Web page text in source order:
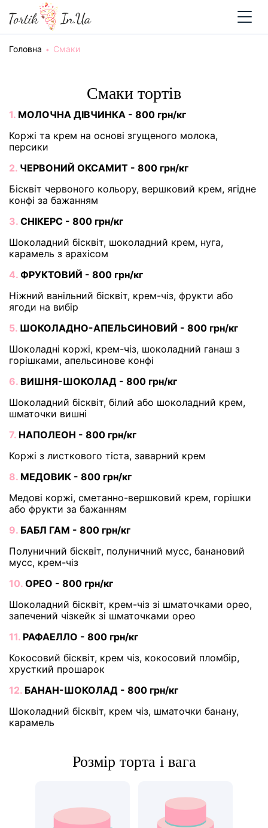
Головна Cмаки
Cмаки тортів
1. МОЛОЧНА ДІВЧИНКА - 800 грн/кг
Коржі та крем на основі згущеного молока,
персики
2. ЧЕРВОНИЙ ОКСАМИТ - 800 грн/кг
Бісквіт червоного кольору, вершковий крем, ягідне
конфі за бажанням
3. СНІКЕРС - 800 грн/кг
Шоколадний бісквіт, шоколадний крем, нуга,
карамель з арахісом
4. ФРУКТОВИЙ - 800 грн/кг
Ніжний ванільний бісквіт, крем-чіз, фрукти або
ягоди на вибір
5. ШОКОЛАДНО-АПЕЛЬСИНОВИЙ - 800 грн/кг
Шоколадні коржі, крем-чіз, шоколадний ганаш з
горішками, апельсинове конфі
6. ВИШНЯ-ШОКОЛАД - 800 грн/кг
Шоколадний бісквіт, білий або шоколадний крем,
шматочки вишні
7. НАПОЛЕОН - 800 грн/кг
Коржі з листкового тіста, заварний крем
8. МЕДОВИК - 800 грн/кг
Медові коржі, сметанно-вершковий крем, горішки
або фрукти за бажанням
9. БАБЛ ГАМ - 800 грн/кг
Полуничний бісквіт, полуничний мусс, банановий
мусс, крем-чіз
10. ОРЕО - 800 грн/кг
Шоколадний бісквіт, крем-чіз зі шматочками орео,
запечений чізкейк зі шматочками орео
11. РАФАЕЛЛО - 800 грн/кг
Кокосовий бісквіт, крем чіз, кокосовий пломбір,
хрусткий прошарок
12. БАНАН-ШОКОЛАД - 800 грн/кг
Шоколадний бісквіт, крем чіз, шматочки банану,
карамель
Розмір торта і вага